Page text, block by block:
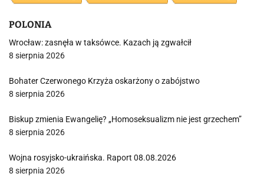
POLONIA
Wrocław: zasnęła w taksówce. Kazach ją zgwałcił
8 sierpnia 2026
Bohater Czerwonego Krzyża oskarżony o zabójstwo
8 sierpnia 2026
Biskup zmienia Ewangelię? „Homoseksualizm nie jest grzechem”
8 sierpnia 2026
Wojna rosyjsko-ukraińska. Raport 08.08.2026
8 sierpnia 2026